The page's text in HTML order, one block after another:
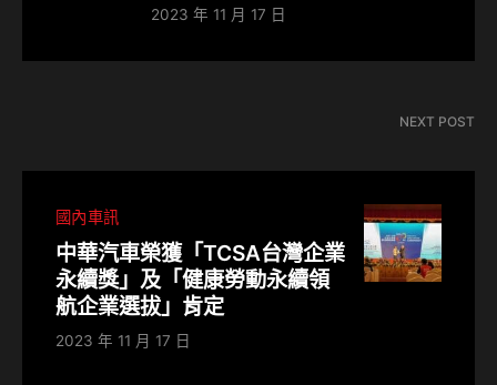
2023 年 11 月 17 日
NEXT POST
國內車訊
中華汽車榮獲「TCSA台灣企業
永續獎」及「健康勞動永續領
航企業選拔」肯定
2023 年 11 月 17 日